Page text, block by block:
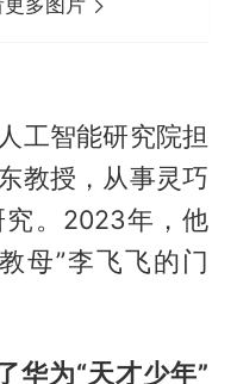
工智能研究院担
教授，从事灵巧
。2023年，他
母”李飞飞的门
华为“天才少年”